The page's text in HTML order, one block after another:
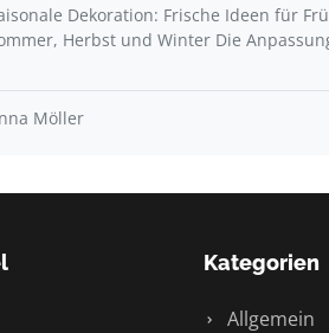
Dekoration: Frische Ideen für
Herbst und Winter Die
Möller
Kategorien
Allgemein